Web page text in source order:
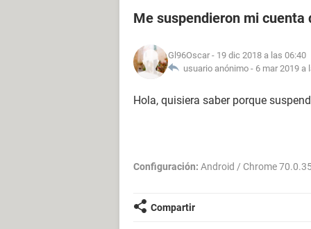
Me suspendieron mi cuenta
Gl96Oscar - 19 dic 2018 a las 06:40
usuario anónimo - 6 mar 2019 a
Hola, quisiera saber porque
Configuración: Android / Chrome
Compartir